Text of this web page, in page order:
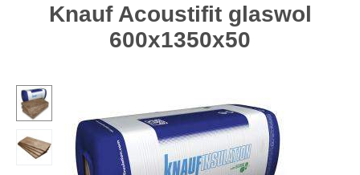
Knauf Acoustifit glaswol
600x1350x50